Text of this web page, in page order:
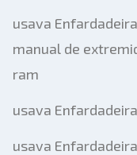
usava
manual de
ram
usava
usava